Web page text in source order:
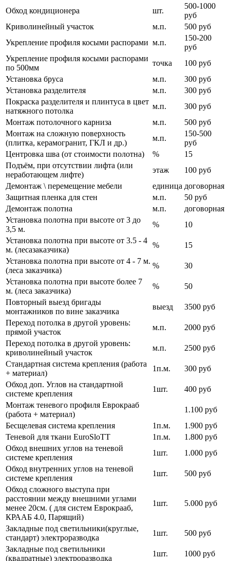
Обход кондиционера шт.
500-1000
руб
Криволинейный участок
м.п.
500 руб
Укрепление профиля косыми распорами м.п.
150-200
руб
Укрепление профиля косыми распорами
по 500мм
точка
100 руб
Установка бруса
м.п.
300 руб
Установка разделителя
м.п.
300 руб
Покраска разделителя и плинтуса в цвет
натяжного потолка
м.п.
300 руб
Монтаж потолочного карниза
м.п.
500 руб
Монтаж на сложную поверхность
(плитка, керамогранит, ГКЛ и др.)
м.п.
150-500
руб
Центровка шва (от стоимости полотна)
%
15
Подъём, при отсутствии лифта (или
неработающем лифте)
этаж
100 руб
Демонтаж \ перемещение мебели
единица договорная
Защитная пленка для стен
м.п.
50 руб
Демонтаж полотна
м.п.
договорная
Установка полотна при высоте от 3 до
3,5 м.
%
10
Установка полотна при высоте от 3.5 - 4
м. (лесазаказчика)
%
15
Установка полотна при высоте от 4 - 7 м.
(леса заказчика)
%
30
Установка полотна при высоте более 7
м. (леса заказчика)
%
50
Повторный выезд бригады
монтажников по вине заказчика
выезд
3500 руб
Переход потолка в другой уровень:
прямой участок
м.п.
2000 руб
Переход потолка в другой уровень:
криволинейный участок
м.п.
2500 руб
Стандартная система крепления (работа
+ материал)
1п.м.
300 руб
Обход доп. Углов на стандартной
системе крепления
1шт.
400 руб
Монтаж теневого профиля Еврокрааб
(работа + материал)
1.100 руб
Бесщелевая система крепления
1п.м.
1.900 руб
Теневой для ткани EuroSloTT
1п.м.
1.800 руб
Обход внешних углов на теневой
системе крепления
1шт.
1.000 руб
Обход внутренних углов на теневой
системе крепления
1шт.
500 руб
Обход сложного выступа при
расстоянии между внешними углами
менее 20см. ( для систем Еврокрааб,
КРААБ 4.0, Парящий)
1шт. 5.000 руб
Закладные под светильники(круглые,
стандарт) электроразводка
1шт.
500 руб
Закладные под светильники
(квадратные) электроразводка
1шт. 1000 руб